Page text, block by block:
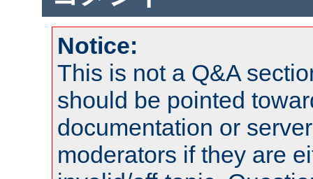
Notice:
This is not a Q&A
should be pointed
documentation or
moderators if they are